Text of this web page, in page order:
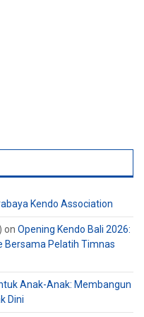
Kendo Association
on Opening Kendo Bali 2026:
Bersama Pelatih Timnas
Anak-Anak: Membangun
Dini